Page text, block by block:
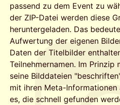
passend zu dem Event zu
der ZIP-Datei werden diese
heruntergeladen. Das
Aufwertung der eigenen
Daten der Titelbilder
Teilnehmernamen. Im Prinzip
seine Bilddateien
mit ihren Meta-Informationen
es, die schnell gefunden